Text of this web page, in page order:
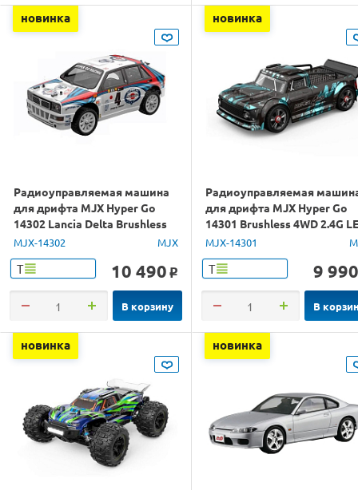
новинка
Радиоуправляемая машина
для дрифта MJX Hyper Go
14302 Lancia Delta Brushless
4WD 2.4G LED 1/14 RTR
MJX-14302 MJX
Т 10 490 o
В корзину
новинка
Радиоуправляемая
для дрифта MJX Hyper Go
14301 Brushless 4WD 2.4G
1/14 RTR
MJX-14301
Т 9 990
В
новинка новинка